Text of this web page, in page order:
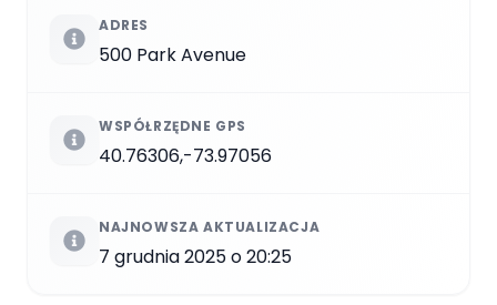
ADRES
500 Park Avenue
WSPÓŁRZĘDNE GPS
40.76306,-73.97056
NAJNOWSZA AKTUALIZACJA
7 grudnia 2025 o 20:25